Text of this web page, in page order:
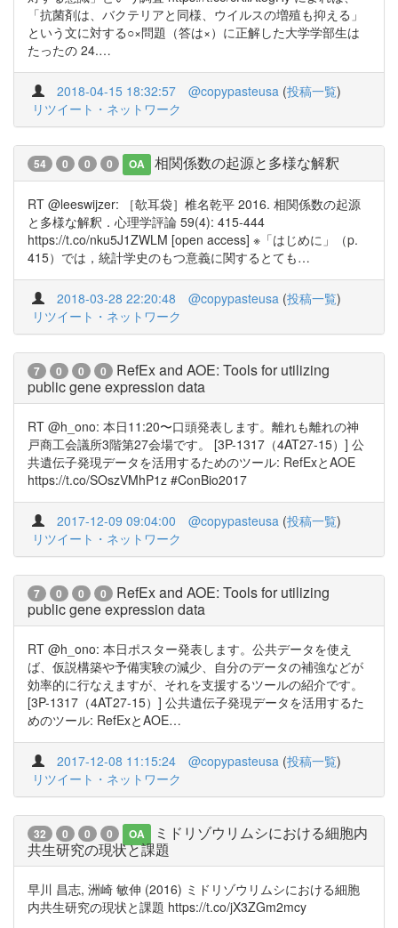
「抗菌剤は、バクテリアと同様、ウイルスの増殖も抑える」
という文に対する○×問題（答は×）に正解した大学学部生は
たったの 24.…
2018-04-15 18:32:57 @copypasteusa (投稿一覧)
リツイート・ネットワーク
54 0 0 0 OA 相関係数の起源と多様な解釈
RT @leeswijzer: ［欹耳袋］椎名乾平 2016. 相関係数の起源
と多様な解釈．心理学評論 59(4): 415-444
https://t.co/nku5J1ZWLM [open access] ※「はじめに」（p.
415）では，統計学史のもつ意義に関するとても…
2018-03-28 22:20:48 @copypasteusa (投稿一覧)
リツイート・ネットワーク
7 0 0 0
RefEx and AOE: Tools for utilizing
public gene expression data
RT @h_ono: 本日11:20〜口頭発表します。離れも離れの神
戸商工会議所3階第27会場です。 [3P-1317（4AT27-15）] 公
共遺伝子発現データを活用するためのツール: RefExとAOE
https://t.co/SOszVMhP1z #ConBio2017
2017-12-09 09:04:00 @copypasteusa (投稿一覧)
リツイート・ネットワーク
7 0 0 0
RefEx and AOE: Tools for utilizing
public gene expression data
RT @h_ono: 本日ポスター発表します。公共データを使え
ば、仮説構築や予備実験の減少、自分のデータの補強などが
効率的に行なえますが、それを支援するツールの紹介です。
[3P-1317（4AT27-15）] 公共遺伝子発現データを活用するた
めのツール: RefExとAOE…
2017-12-08 11:15:24 @copypasteusa (投稿一覧)
リツイート・ネットワーク
32 0 0 0 OA
ミドリゾウリムシにおける細胞内
共生研究の現状と課題
早川 昌志, 洲崎 敏伸 (2016) ミドリゾウリムシにおける細胞
内共生研究の現状と課題 https://t.co/jX3ZGm2mcy